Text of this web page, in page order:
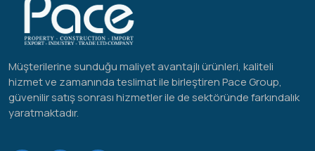
Müşterilerine sunduğu maliyet avantajlı ürünleri, kaliteli
hizmet ve zamanında teslimat ile birleştiren Pace Group,
güvenilir satış sonrası hizmetler ile de sektöründe farkındalık
yaratmaktadır.